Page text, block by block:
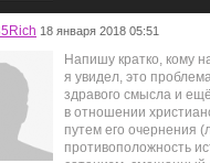
18 января 2018 05:51
Напишу кратко, кому
я увидел, это
здравого смысла и
в отношении
путем его очернения
противоположность